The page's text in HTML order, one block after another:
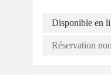
Disponible en
Réservation